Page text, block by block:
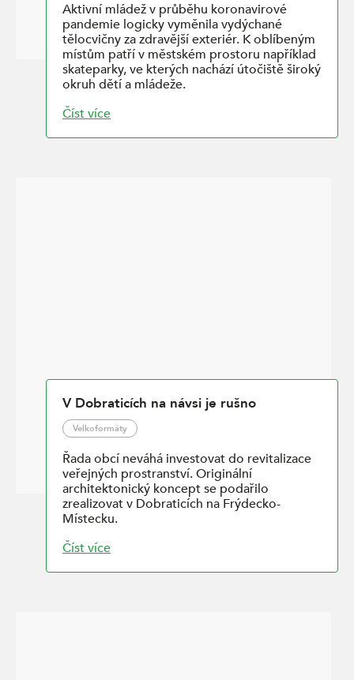
Aktivní mládež v průběhu koronavirové
pandemie logicky vyměnila vydýchané
tělocvičny za zdravější exteriér. K oblíbeným
místům patří v městském prostoru například
skateparky, ve kterých nachází útočiště široký
okruh dětí a mládeže.
Číst více
V Dobraticích na návsi je rušno
Velkoformáty
Řada obcí neváhá investovat do revitalizace
veřejných prostranství. Originální
architektonický koncept se podařilo
zrealizovat v Dobraticích na Frýdecko-
Místecku.
Číst více